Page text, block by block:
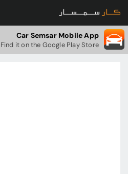
Car Semsar Mobile App
Find it on the Google Play Store.